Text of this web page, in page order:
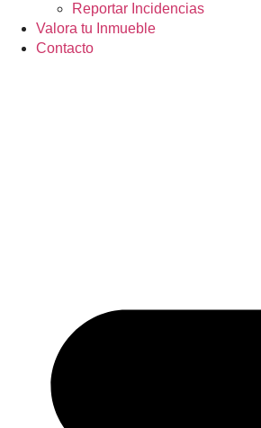
Reportar Incidencias
Valora tu Inmueble
Contacto